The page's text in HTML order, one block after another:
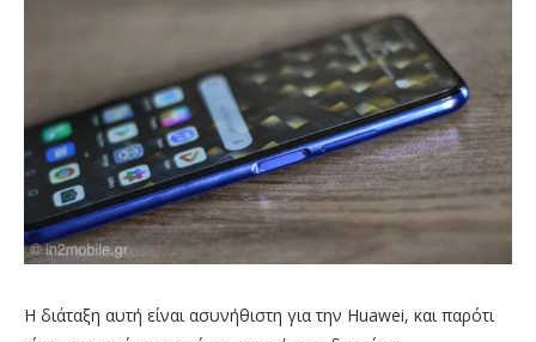
Η διάταξη αυτή είναι ασυνήθιστη για την Huawei, και παρότι